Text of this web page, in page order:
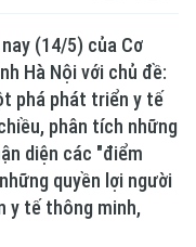
(14/5) của Cơ
Hà Nội với chủ đề:
phá phát triển y tế
phân tích những
diện các "điểm
quyền lợi người
y tế thông minh,